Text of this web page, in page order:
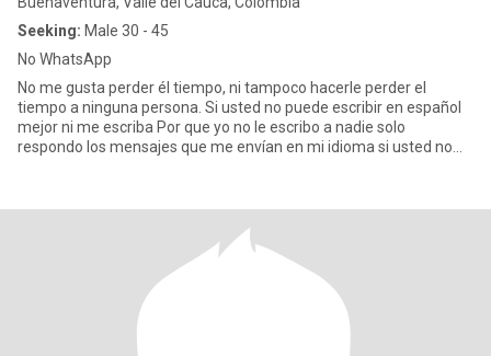
Seeking: Male 30 - 45
No WhatsApp
No me gusta perder él tiempo, ni tampoco hacerle perder el
tiempo a ninguna persona. Si usted no puede escribir en español
mejor ni me escriba Por que yo no le escribo a nadie solo
respondo los mensajes que me envían en mi idioma si usted no